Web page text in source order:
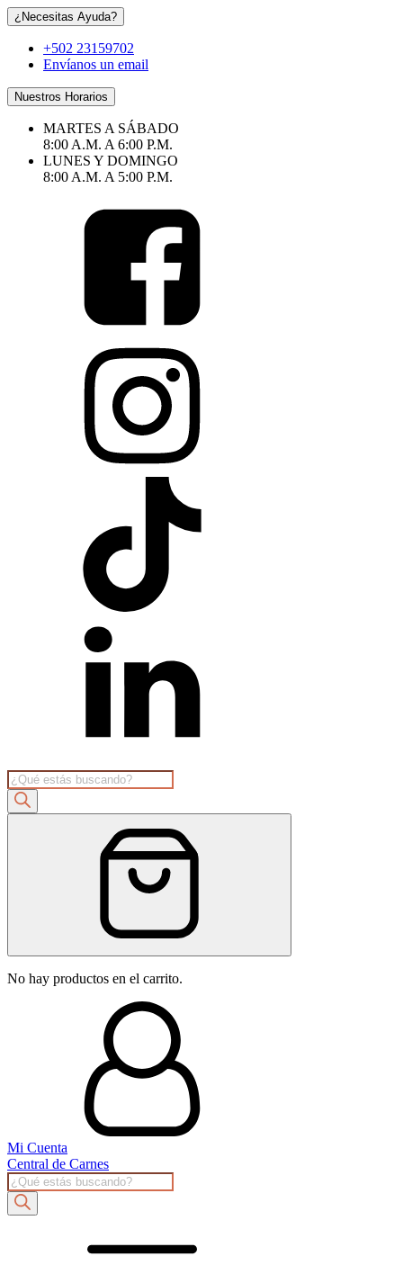
¿Necesitas Ayuda?
+502 23159702
Envíanos un email
Nuestros Horarios
MARTES A SÁBADO
8:00 A.M. A 6:00 P.M.
LUNES Y DOMINGO
8:00 A.M. A 5:00 P.M.
Products
search
No hay productos en el carrito.
Mi Cuenta
Central de Carnes
Products
search